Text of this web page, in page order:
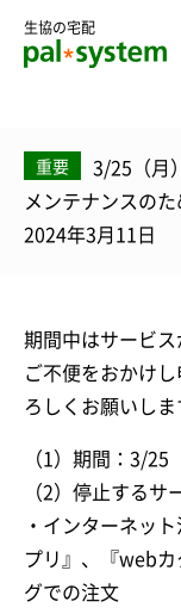
生協の宅配
重要
3/25（月
メンテナンスの
2024年3月11日
期間中はサービス
ご不便をおかけ
ろしくお願いしま
（1）期間：3/25
（2）停止するサ
・インターネッ
プリ』、『web
グでの注文